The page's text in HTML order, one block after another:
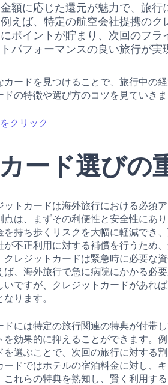
額に応じた還元が魅力で、旅行
えば、特定の航空会社提携のク
ポイントが貯まり、次回のフラ
パフォーマンスの良い旅行が実
ードを見つけることで、旅行中の
の特徴や選び方のコツを見ていきま
クリック
ード選びの
トカードは海外旅行における必須
は、まずその利便性と安全性にあ
持ち歩くリスクを大幅に軽減でき
不正利用に対する補償を行うため
クレジットカードは緊急時に必要な
、海外旅行で急に病院にかかる必
ですが、クレジットカードがあれ
ります。
には特定の旅行関連の特典が付帯
効果的に抑えることができます。
を選ぶことで、次回の旅行に対する
ドではホテルの宿泊料金に対し、
れらの特典を熟知し、賢く利用す